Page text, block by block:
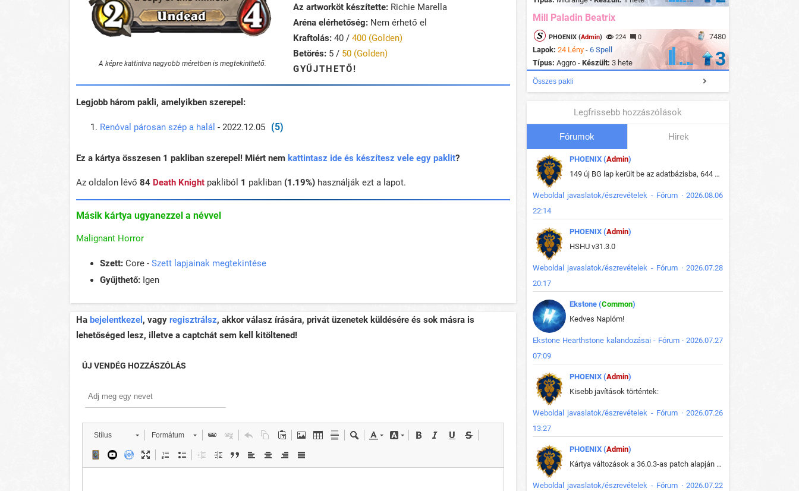
A képre kattintva nagyobb méretben is megtekinthető.
Az artworköt készítette: Richie Marella
Aréna elérhetőség: Nem érhető el
Kraftolás: 40 / 400 (Golden)
Betörés: 5 / 50 (Golden)
GYŰJTHETŐ!
Legjobb három pakli, amelyikben szerepel:
Renóval párosan szép a halál - 2022.12.05 (5)
Ez a kártya összesen 1 pakliban szerepel! Miért nem kattintasz ide és készítesz vele egy paklit?
Az oldalon lévő 84 Death Knight pakliból 1 pakliban (1.19%) használják ezt a lapot.
Másik kártya ugyanezzel a névvel
Malignant Horror
Szett: Core - Szett lapjainak megtekintése
Gyűjthető: Igen
Ha bejelentkezel , vagy regisztrálsz, akkor válasz írására, privát üzenetek küldésére és sok másra is
lehetőséged lesz, illetve a captchát sem kell kitöltened!
ÚJ VENDÉG HOZZÁSZÓLÁS
Stílus Formátum
Mill Paladin Beatrix
7480
PHOENIX (Admin) 224 0
Lapok: 24 Lény - 6 Spell
Típus: Aggro - Készült: 3 hete 3
Összes pakli
Legfrissebb hozzászólások
Fórumok Hirek
PHOENIX (Admin)
149 új BG lap került be az adatbázisba, 644 db meglévő BG lap módosult, bekerültek az új képek a megváltozott lapokhoz is.
Weboldal javaslatok/észrevételek - Fórum · 2026.08.06
22:14
PHOENIX (Admin)
HSHU v31.3.0
Weboldal javaslatok/észrevételek - Fórum · 2026.07.28
20:17
Ekstone (Common)
Kedves Naplóm!
Ekstone Hearthstone kalandozásai - Fórum · 2026.07.27
07:09
PHOENIX (Admin)
Kisebb javítások történtek:
Weboldal javaslatok/észrevételek - Fórum · 2026.07.26
13:27
PHOENIX (Admin)
Kártya változások a 36.0.3-as patch alapján frissítve az adatbázisban (képek is cserélve).
Weboldal javaslatok/észrevételek - Fórum · 2026.07.22